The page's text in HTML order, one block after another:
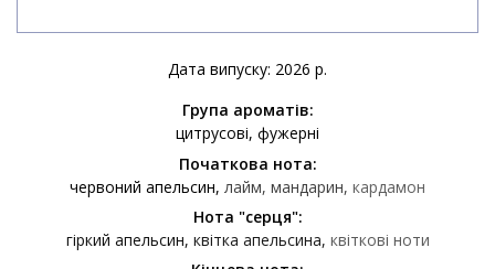
Дата випуску: 2026 р.
Група ароматів:
цитрусові фужерні
Початкова нота:
червоний апельсин лайм мандарин кардамон
Нота "серця":
гіркий апельсин квітка апельсина квіткові ноти